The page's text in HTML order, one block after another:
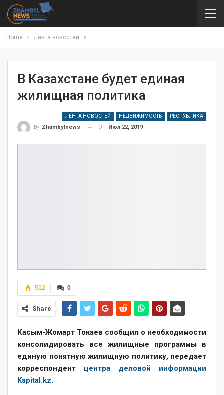
Home Лента новостей
В Казахстане будет единая
жилищная политика
ЛЕНТА НОВОСТЕЙ НЕДВИЖИМОСТЬ РЕСПУБЛИКА
By Zhambylnews On Июл 22, 2019
0
512
Share
Касым-Жомарт Токаев сообщил о необходимости
консолидировать все жилищные программы в
единую понятную жилищную политику, передает
корреспондент центра деловой информации
Kapital.kz.